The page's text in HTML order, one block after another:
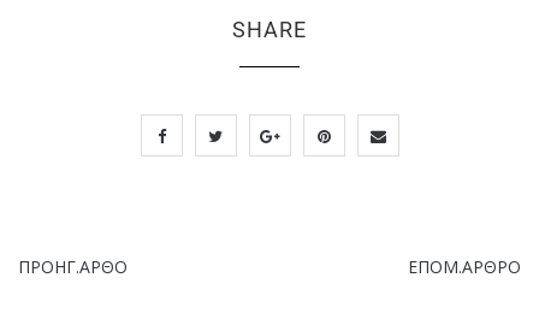
SHARE
ΠΡΟΗΓ.ΑΡΘΟ ΕΠΟΜ.ΑΡΘΡΟ